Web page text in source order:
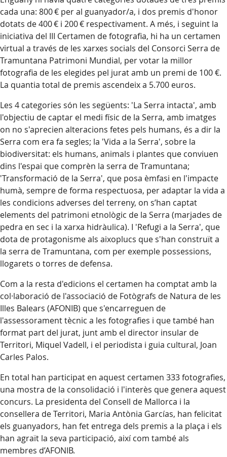
cada una: 800 € per al guanyador/a, i dos premis d'honor
dotats de 400 € i 200 € respectivament. A més, i seguint la
iniciativa del III Certamen de fotografia, hi ha un certamen
virtual a través de les xarxes socials del Consorci Serra de
Tramuntana Patrimoni Mundial, per votar la millor
fotografia de les elegides pel jurat amb un premi de 100 €.
La quantia total de premis ascendeix a 5.700 euros.
Les 4 categories són les següents: 'La Serra intacta', amb
l'objectiu de captar el medi físic de la Serra, amb imatges
on no s'aprecien alteracions fetes pels humans, és a dir la
Serra com era fa segles; la 'Vida a la Serra', sobre la
biodiversitat: els humans, animals i plantes que conviuen
dins l'espai que comprèn la serra de Tramuntana;
'Transformació de la Serra', que posa èmfasi en l'impacte
humà, sempre de forma respectuosa, per adaptar la vida a
les condicions adverses del terreny, on s’han captat
elements del patrimoni etnològic de la Serra (marjades de
pedra en sec i la xarxa hidràulica). I 'Refugi a la Serra', que
dota de protagonisme als aixoplucs que s'han construït a
la serra de Tramuntana, com per exemple possessions,
llogarets o torres de defensa.
Com a la resta d'edicions el certamen ha comptat amb la
col·laboració de l'associació de Fotògrafs de Natura de les
Illes Balears (AFONIB) que s'encarreguen de
l'assessorament tècnic a les fotografies i que també han
format part del jurat, junt amb el director insular de
Territori, Miquel Vadell, i el periodista i guia cultural, Joan
Carles Palos.
En total han participat en aquest certamen 333 fotografies,
una mostra de la consolidació i l'interès que genera aquest
concurs. La presidenta del Consell de Mallorca i la
consellera de Territori, Maria Antònia Garcías, han felicitat
els guanyadors, han fet entrega dels premis a la plaça i els
han agraït la seva participació, així com també als
membres d’AFONIB.